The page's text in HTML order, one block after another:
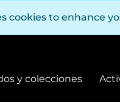
cookies to enhance
y colecciones
Fondos y